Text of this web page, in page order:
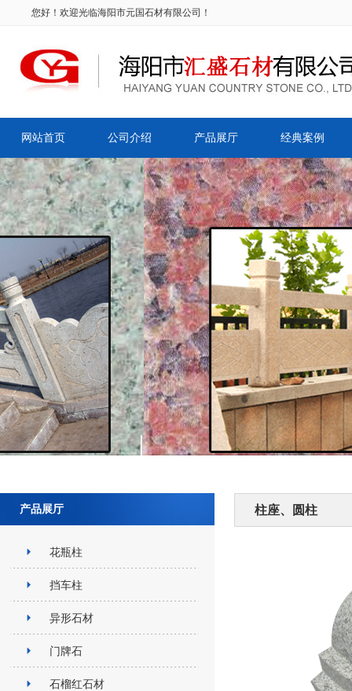
您好！欢迎光临海阳市元国石材有限公司！
网站首页 公司介绍 产品展厅 经典案例
产品展厅
花瓶柱
挡车柱
异形石材
门牌石
石榴红石材
柱座、圆柱